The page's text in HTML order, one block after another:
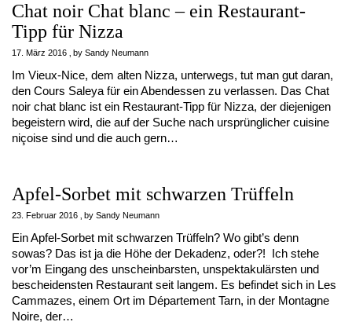
Chat noir Chat blanc – ein Restaurant-
Tipp für Nizza
17. März 2016 by Sandy Neumann
Im Vieux-Nice, dem alten Nizza, unterwegs, tut man gut daran,
den Cours Saleya für ein Abendessen zu verlassen. Das Chat
noir chat blanc ist ein Restaurant-Tipp für Nizza, der diejenigen
begeistern wird, die auf der Suche nach ursprünglicher cuisine
niçoise sind und die auch gern…
Apfel-Sorbet mit schwarzen Trüffeln
23. Februar 2016 by Sandy Neumann
Ein Apfel-Sorbet mit schwarzen Trüffeln? Wo gibt’s denn
sowas? Das ist ja die Höhe der Dekadenz, oder?! Ich stehe
vor’m Eingang des unscheinbarsten, unspektakulärsten und
bescheidensten Restaurant seit langem. Es befindet sich in Les
Cammazes, einem Ort im Département Tarn, in der Montagne
Noire, der…